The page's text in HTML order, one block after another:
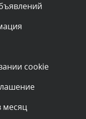
cookie
месяц